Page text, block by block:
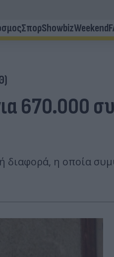
ΣπορShowbizWeekend
670.000
η οποία